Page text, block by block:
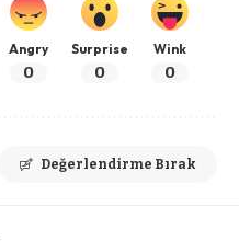
Angry
0
Surprise
0
Wink
0
Değerlendirme Bırak